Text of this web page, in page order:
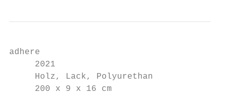
adhere
     2021
     Holz, Lack, Polyurethan
     200 x 9 x 16 cm